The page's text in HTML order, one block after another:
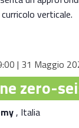
verticale.
| 31 Maggio
zero-
, Italia